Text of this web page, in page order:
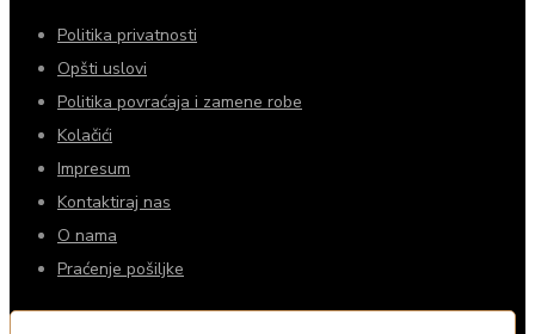
Politika privatnosti
Opšti uslovi
Politika povraćaja i zamene robe
Kolačići
Impresum
Kontaktiraj nas
O nama
Praćenje pošiljke